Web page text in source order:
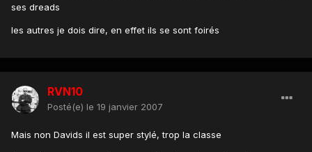
ses dreads
les autres je dois dire, en effet ils se sont foirés
RVN10
Posté(e) le 19 janvier 2007
Mais non Davids il est super stylé, trop la classe